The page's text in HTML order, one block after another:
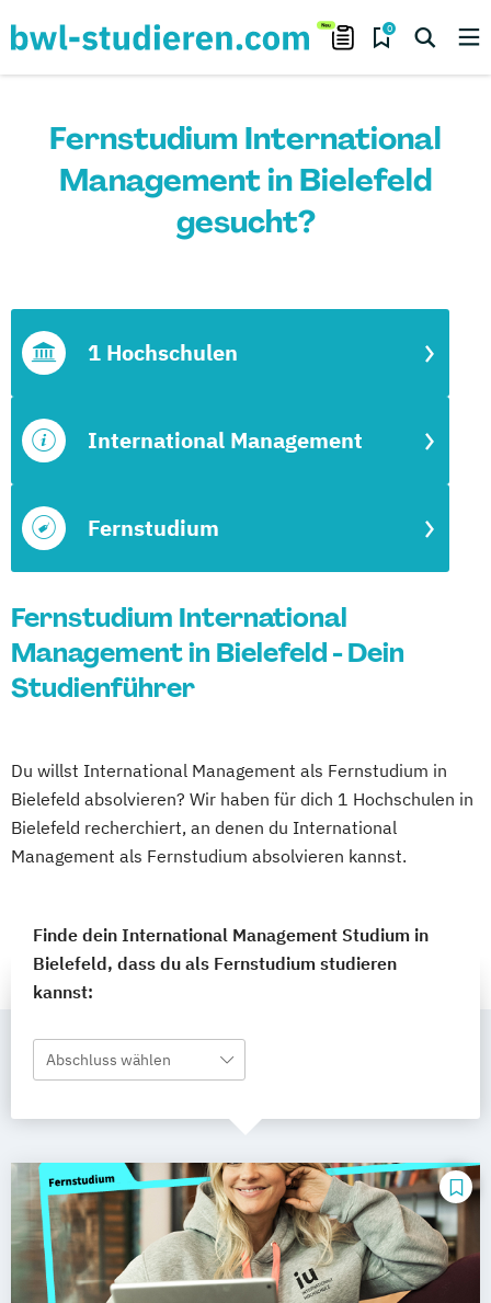
0
Fernstudium International
Management in Bielefeld
gesucht?
Fernstudium
International Management
1 Hochschulen
Fernstudium International
Management in Bielefeld - Dein
Studienführer
Du willst International Management als Fernstudium in
Bielefeld absolvieren? Wir haben für dich 1 Hochschulen in
Bielefeld recherchiert, an denen du International
Management als Fernstudium absolvieren kannst.
Finde dein International Management Studium in
Bielefeld, dass du als Fernstudium studieren
kannst:
Abschluss wählen